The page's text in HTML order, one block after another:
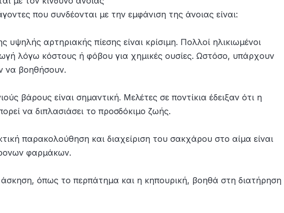
που συνδέονται με την εμφάνιση της άνοιας είναι:
αρτηριακής πίεσης είναι κρίσιμη. Πολλοί ηλικιωμένοι
λόγω κόστους ή φόβου για χημικές ουσίες. Ωστόσο, υπάρχουν
να βοηθήσουν.
βάρους είναι σημαντική. Μελέτες σε ποντίκια έδειξαν ότι η
να διπλασιάσει το προσδόκιμο ζωής.
παρακολούθηση και διαχείριση του σακχάρου στο αίμα είναι
φαρμάκων.
όπως το περπάτημα και η κηπουρική, βοηθά στη διατήρηση